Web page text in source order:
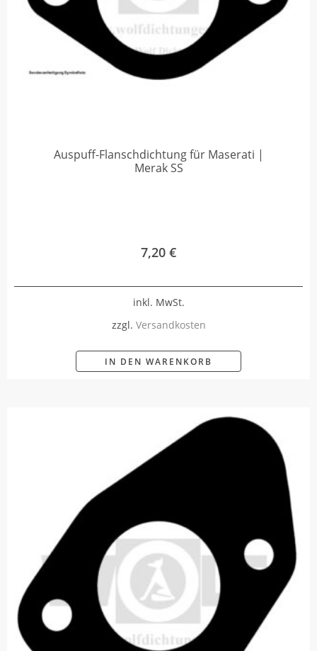
Auspuff-Flanschdichtung für Maserati |
Merak SS
7,20 €
inkl. MwSt.
zzgl. Versandkosten
IN DEN WARENKORB